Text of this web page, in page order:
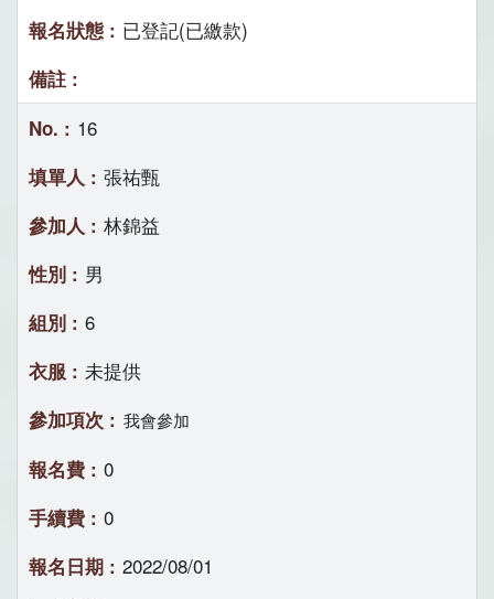
已登記(已繳款)
16
張祐甄
林錦益
男
6
未提供
我會參加
0
0
2022/08/01